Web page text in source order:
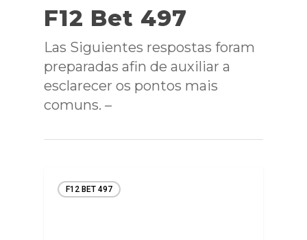
F12 Bet 497
Las Siguientes respostas foram
preparadas afin de auxiliar a
esclarecer os pontos mais
comuns. –
F12 BET 497